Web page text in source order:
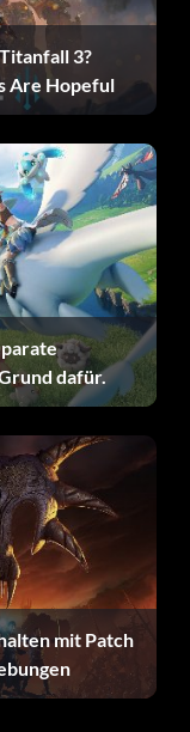
Boni in der
Modus ab.
3?
Are Hopeful
dafür.
mit Patch